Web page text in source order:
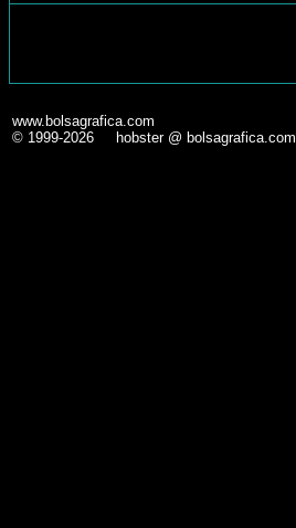
www.bolsagrafica.com
© 1999-2026 hobster @ bolsagrafica.com